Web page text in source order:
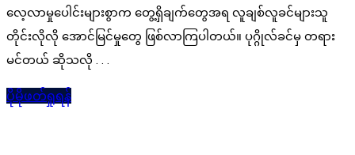
လေ့လာမှုပေါင်းများစွာက တွေ့ရှိချက်တွေအရ လူချစ်လူခင်များသူ
တိုင်းလိုလို အောင်မြင်မှုတွေ ဖြစ်လာကြပါတယ်။ ပုဂ္ဂိုလ်ခင်မှ တရား
မင်တယ် ဆိုသလို . . .
ပိုမိုဖတ်ရှုရန်